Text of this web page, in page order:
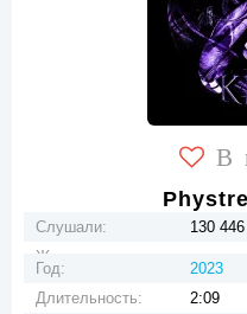
В
Слушали:
130 446
Жанр:
Год:
2023
Длительность:
2:09